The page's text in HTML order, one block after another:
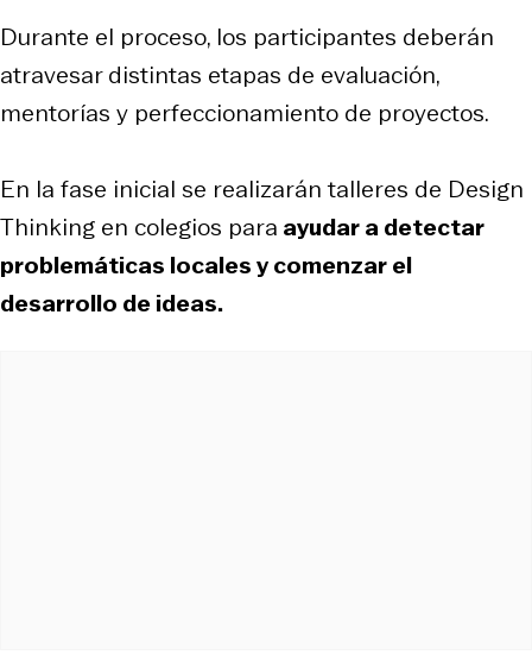
Durante el proceso, los participantes deberán
atravesar distintas etapas de evaluación,
mentorías y perfeccionamiento de proyectos.
En la fase inicial se realizarán talleres de Design
Thinking en colegios para ayudar a detectar
problemáticas locales y comenzar el
desarrollo de ideas.